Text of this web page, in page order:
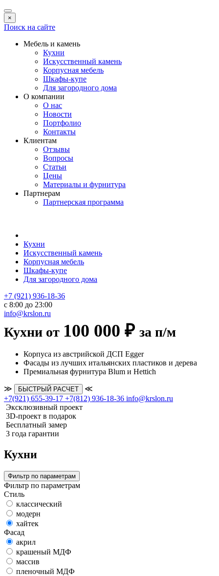
×
Поиск на сайте
Мебель и камень
Кухни
Искусственный камень
Корпусная мебель
Шкафы-купе
Для загородного дома
О компании
О нас
Новости
Портфолио
Контакты
Клиентам
Отзывы
Вопросы
Статьи
Цены
Материалы и фурнитура
Партнерам
Партнерская программа
Кухни
Искусственный камень
Корпусная мебель
Шкафы-купе
Для загородного дома
+7 (921) 936-18-36
с 8:00 до 23:00
info@krslon.ru
Кухни от 100 000 ₽ за п/м
Корпуса из австрийской ДСП Egger
Фасады из лучших итальянских пластиков и дерева
Премиальная фурнитура Blum и Hettich
≫ БЫСТРЫЙ РАСЧЕТ
≪
+7(921) 655-39-17 +7(812) 936-18-36 info@krslon.ru
Эксклюзивный проект
3D-проект в подарок
Бесплатный замер
3 года гарантии
Кухни
Фильтр по параметрам
Фильтр по параметрам
Стиль
классический
модерн
хайтек
Фасад
акрил
крашеный МДФ
массив
пленочный МДФ